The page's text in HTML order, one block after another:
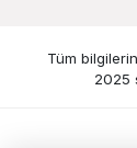
Tüm
2025